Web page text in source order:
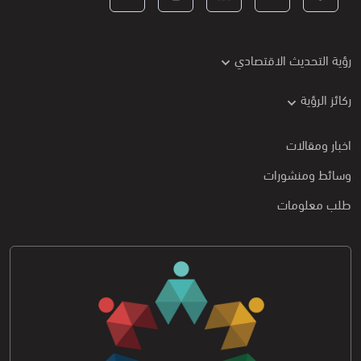
رؤية التحديث الاقتصادي
ركائز الرؤية
اخبار ومقالات
وسائط ومنشورات
طلب معلومات